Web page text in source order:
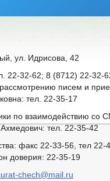
ул. Идрисова, 42
22-32-62; 8 (8712) 22-32-
писем и
тел. 22-35-17
по взаимодействию со
тел. 22-35-42
факс 22-33-56, тел 22-
доверия: 22-35-19
chech@mail.ru